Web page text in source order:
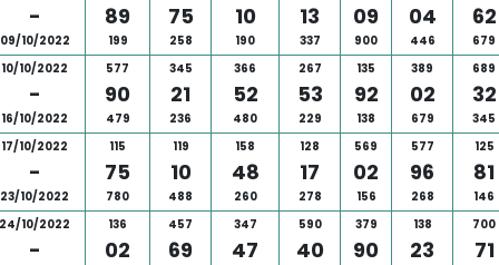
-
09/10/2022
89
199
75
258
10
190
13
337
09
900
04
446
62
679
10/10/2022
-
16/10/2022
577
90
479
345
21
236
366
52
480
267
53
229
135
92
138
389
02
679
689
32
345
17/10/2022
-
23/10/2022
115
75
780
119
10
488
158
48
260
128
17
278
569
02
156
577
96
268
125
81
146
24/10/2022
-
136
02
457
69
347
47
590
40
379
90
138
23
700
71